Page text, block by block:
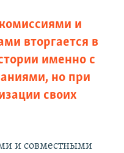
и
вторгается в
именно с
но при
своих
и совместными